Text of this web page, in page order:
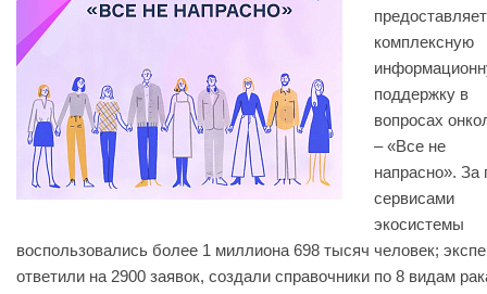
предоставляет
комплексную
поддержку в
вопросах
– «Все не
напрасно». За
сервисами
экосистемы
воспользовались более 1 миллиона 698 тысяч человек;
ответили на 2900 заявок, создали справочники по 8 видам